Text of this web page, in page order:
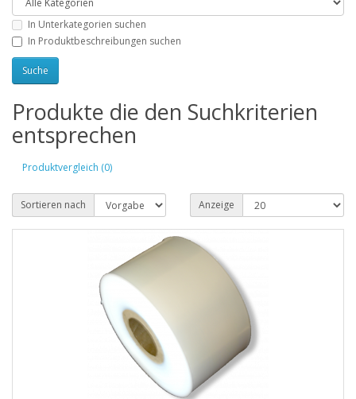
In Unterkategorien suchen
In Produktbeschreibungen suchen
Produkte die den Suchkriterien
entsprechen
Produktvergleich (0)
Sortieren nach Anzeige